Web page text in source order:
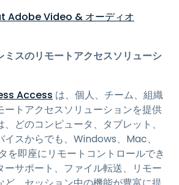
Video & オーディオ
ミスのリモートアクセスソリューシ
Access は、個人、チーム、組織
ートアクセスソリューションを提供
どのコンピュータ、タブレット、
イスからでも、Windows、Mac、
を即座にリモートコントロールでき
ーサポート、ファイル転送、リモー